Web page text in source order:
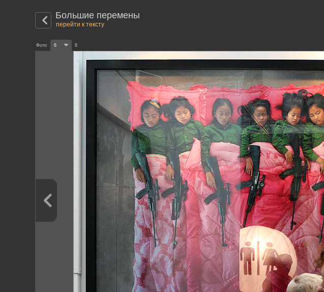
Большие перемены
перейти к тексту
Фото 6 8